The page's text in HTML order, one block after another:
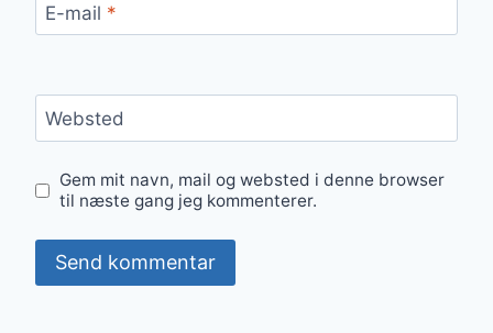
E-mail *
Websted
Gem mit navn, mail og websted i denne browser
til næste gang jeg kommenterer.